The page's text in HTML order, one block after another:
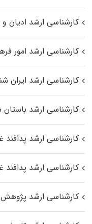
کارشناسی ارشد ادیان
کارشناسی ارشد امور
کارشناسی ارشد ایران
کارشناسی ارشد
کارشناسی ارشد پدافند
کارشناسی ارشد پدافند
کارشناسی ارشد پژوهش